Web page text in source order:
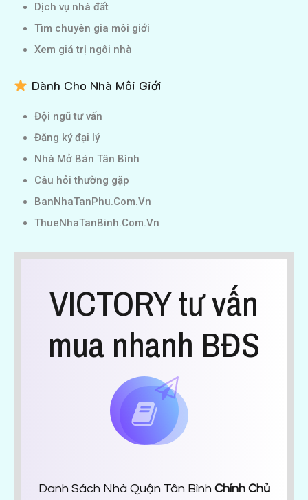
Dịch vụ nhà đất
Tìm chuyên gia môi giới
Xem giá trị ngôi nhà
Dành Cho Nhà Môi Giới
Đội ngũ tư vấn
Đăng ký đại lý
Nhà Mở Bán Tân Bình
Câu hỏi thường gặp
BanNhaTanPhu.Com.Vn
ThueNhaTanBinh.Com.Vn
VICTORY tư vấn
mua nhanh BĐS
Danh Sách Nhà Quận Tân Bình Chính Chủ